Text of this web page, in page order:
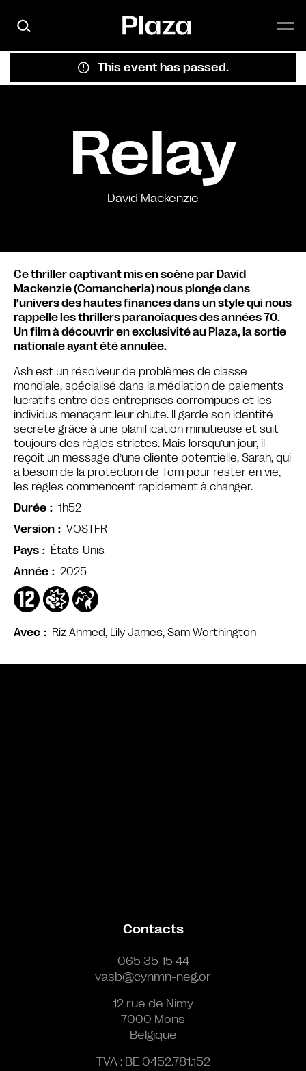
This event has passed.
Relay
David Mackenzie
Avec Riz Ahmed, Lily James, Sam Worthington
Ce thriller captivant mis en scène par David
Mackenzie (Comancheria) nous plonge dans
l’univers des hautes finances dans un style qui nous
rappelle les thrillers paranoïaques des années 70.
Un film à découvrir en exclusivité au Plaza, la sortie
nationale ayant été annulée.
Ash est un résolveur de problèmes de classe
mondiale, spécialisé dans la médiation de paiements
lucratifs entre des entreprises corrompues et les
individus menaçant leur chute. Il garde son identité
secrète grâce à une planification minutieuse et suit
toujours des règles strictes. Mais lorsqu’un jour, il
reçoit un message d’une cliente potentielle, Sarah, qui
a besoin de la protection de Tom pour rester en vie,
les règles commencent rapidement à changer.
Durée
1h52
Version
VOSTFR
Pays
États-Unis
Année
2025
Contacts
065 35 15 44
vasb@cynmn-neg.or
12 rue de Nimy
7000 Mons
Belgique
TVA : BE 0452.781.152